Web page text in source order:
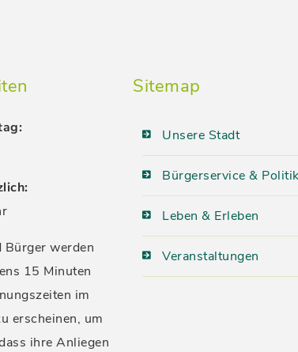
Bürger werden
15 Minuten
im
erscheinen, um
ihre Anliegen
Sitemap
Unsere Stadt
Bürgerservice &
Leben & Erleben
Veranstaltungen